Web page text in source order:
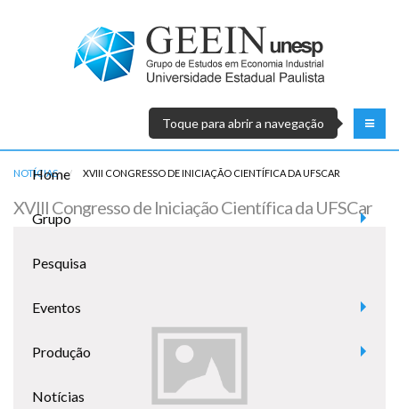
Toque para abrir a navegação
Home
Grupo
Pesquisa
Eventos
Produção
Notícias
NOTÍCIAS ATUAL:
XVIII CONGRESSO DE INICIAÇÃO CIENTÍFICA DA UFSCAR
XVIII Congresso de Iniciação Científica da UFSCar